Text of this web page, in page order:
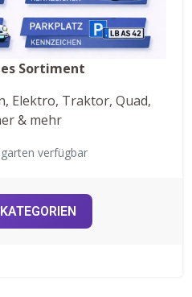
Sortiment
Elektro, Traktor, Quad,
& mehr
verfügbar